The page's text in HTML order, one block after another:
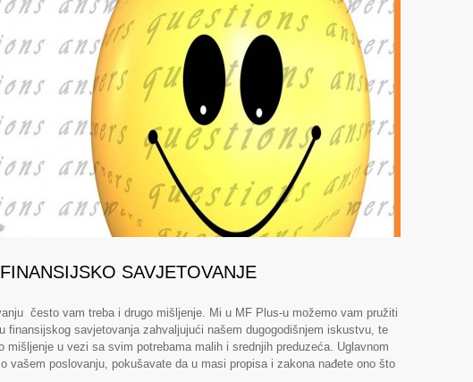
SAVJETOVANJE
često vam treba i drugo mišljenje. Mi u MF Plus-u možemo vam pružiti
finansijskog savjetovanja zahvaljujući našem dugogodišnjem iskustvu, te
mišljenje u vezi sa svim potrebama malih i srednjih preduzeća. Uglavnom
vašem poslovanju, pokušavate da u masi propisa i zakona nađete ono što